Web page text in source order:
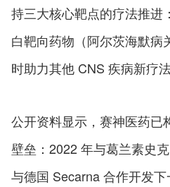
持三大核心靶点的疗法推进
白靶向药物（阿尔茨海默病
时助力其他 CNS 疾病新疗
公开资料显示，赛神医药已
壁垒：2022 年与葛兰素史
与德国 Secarna 合作开发